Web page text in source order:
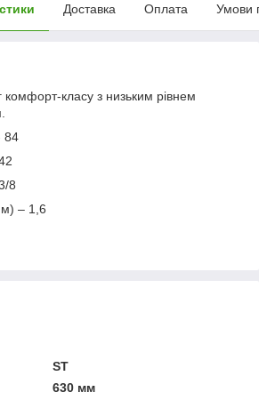
Доставка Оплата Умови
класу з низьким рівнем
84
8
– 1,6
ST
630 мм